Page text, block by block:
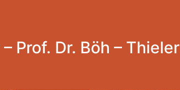
Prof. Dr. Böh – Thieler